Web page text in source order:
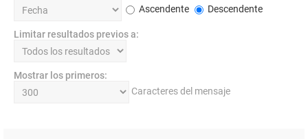
Ascendente
Descendente
Limitar resultados previos a:
Mostrar los primeros:
Caracteres del mensaje